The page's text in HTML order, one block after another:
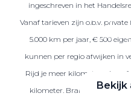
Zakelijke
Profiteer
voordeel
Bekijk
ingeschreven in het
Vanaf tarieven zijn o.b.v.
5.000 km per jaar, € 500
kunnen per regio afwijken in
Rijd je meer kilometers dan
kilometer. Brandstof is niet